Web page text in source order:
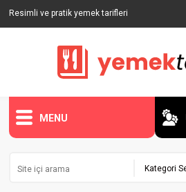
Resimli ve pratik yemek tarifleri
MENU